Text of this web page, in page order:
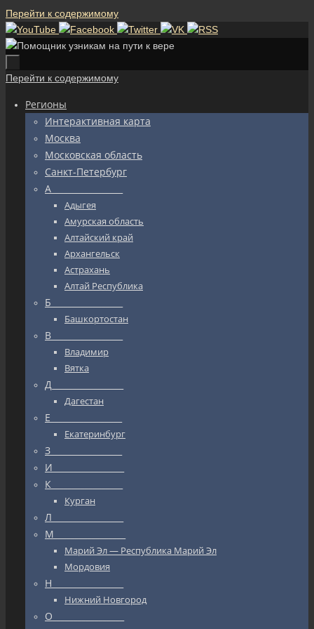
Перейти к содержимому
Перейти к содержимому
Регионы
Интерактивная карта
Москва
Московская область
Санкт-Петербург
А_________________
Адыгея
Амурская область
Алтайский край
Архангельск
Астрахань
Алтай Республика
Б_________________
Башкортостан
В_________________
Владимир
Вятка
Д_________________
Дагестан
Е_________________
Екатеринбург
З_________________
И_________________
К_________________
Курган
Л_________________
М_________________
Марий Эл — Республика Марий Эл
Мордовия
Н_________________
Нижний Новгород
О_________________